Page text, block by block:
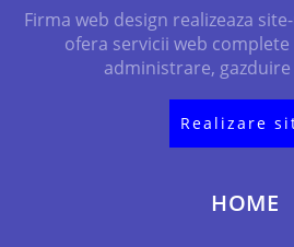
Firma web design realizeaza
ofera servicii web
administrare,
Realizare
HOME